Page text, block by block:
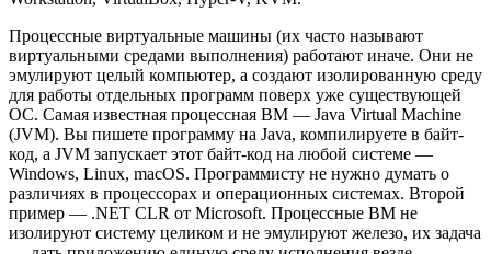
Процессные виртуальные машины (их часто называют
виртуальными средами выполнения) работают иначе. Они не
эмулируют целый компьютер, а создают изолированную среду
для работы отдельных программ поверх уже существующей
ОС. Самая известная процессная ВМ — Java Virtual Machine
(JVM). Вы пишете программу на Java, компилируете в байт-
код, а JVM запускает этот байт-код на любой системе —
Windows, Linux, macOS. Программисту не нужно думать о
различиях в процессорах и операционных системах. Второй
пример — .NET CLR от Microsoft. Процессные ВМ не
изолируют систему целиком и не эмулируют железо, их задача